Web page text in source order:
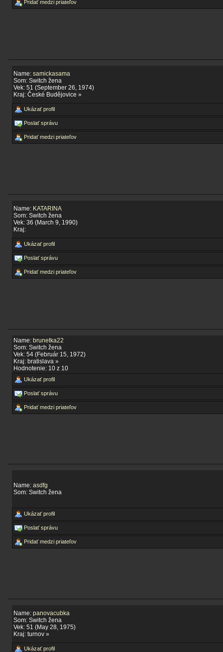
Pridať medzi priateľov
Name: samickasama
Som: Switch žena
Vek: 51 (September 26, 1974)
Kraj: České Budějovice »
Ukázať profil
Poslať správu
Pridať medzi priateľov
Name: KATARINA
Som: Switch žena
Vek: 36 (March 9, 1990)
Kraj:
Ukázať profil
Poslať správu
Pridať medzi priateľov
Name: brunetka22
Som: Switch žena
Vek: 54 (Február 15, 1972)
Kraj: bratislava »
Hodnotenie: 10 z 10
Ukázať profil
Poslať správu
Pridať medzi priateľov
Name: asdfg
Som: Switch žena
Ukázať profil
Poslať správu
Pridať medzi priateľov
Name: panovacubka
Som: Switch žena
Vek: 51 (May 28, 1975)
Kraj: turnov »
Ukázať profil